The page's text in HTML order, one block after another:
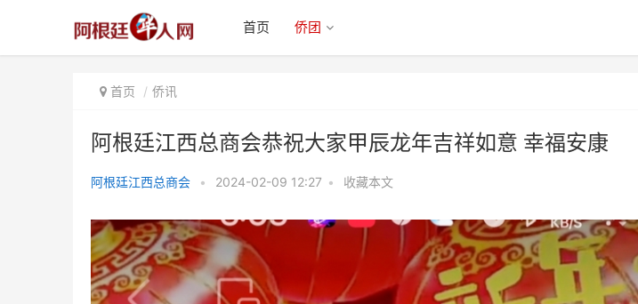
首页 侨团
首页 侨讯
阿根廷江西总商会恭祝大家甲辰龙年吉祥如意 幸福安康
阿根廷江西总商会 • 2024-02-09 12:27 • 收藏本文
年吉祥如意 幸福安康